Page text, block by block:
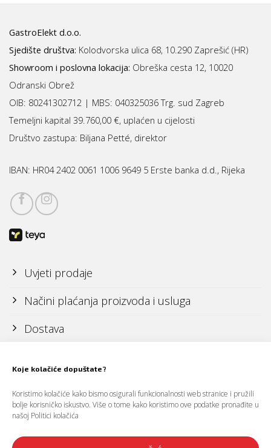
Koje kolačiće dopuštate?
Koristimo kolačiće kako bismo osigurali funkcionalnosti web stranice i pružili
bolje korisničko iskustvo. Više o tome kako koristimo ove podatke pronađite u
našoj Politici kolačića
GastroElekt d.o.o.
Sjedište društva: Kolodvorska ulica 68, 10.290 Zaprešić (HR)
Showroom i poslovna lokacija: Obreška cesta 12, 10020
Odranski Obrež
OIB: 80241302712 | MBS: 040325036 Trg. sud Zagreb
Temeljni kapital 39.760,00 €, uplaćen u cijelosti
Društvo zastupa: Biljana Petté, direktor
IBAN: HR04 2402 0061 1006 9649 5 Erste banka d.d., Rijeka
Uvjeti prodaje
Načini plaćanja proizvoda i usluga
Dostava
Politika zaštite osobnih podataka (GDPR)